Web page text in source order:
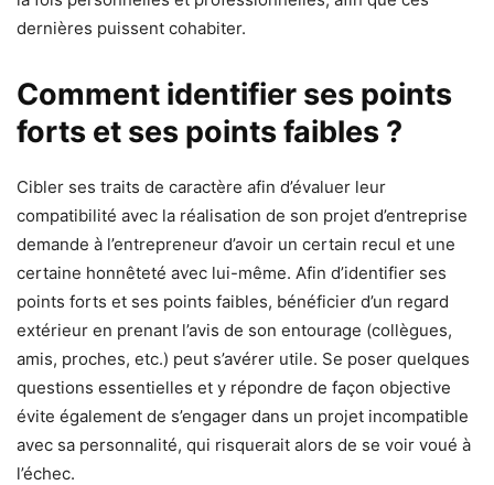
dernières puissent cohabiter.
Comment identifier ses points
forts et ses points faibles ?
Cibler ses traits de caractère afin d’évaluer leur
compatibilité avec la réalisation de son projet d’entreprise
demande à l’entrepreneur d’avoir un certain recul et une
certaine honnêteté avec lui-même. Afin d’identifier ses
points forts et ses points faibles, bénéficier d’un regard
extérieur en prenant l’avis de son entourage (collègues,
amis, proches, etc.) peut s’avérer utile. Se poser quelques
questions essentielles et y répondre de façon objective
évite également de s’engager dans un projet incompatible
avec sa personnalité, qui risquerait alors de se voir voué à
l’échec.